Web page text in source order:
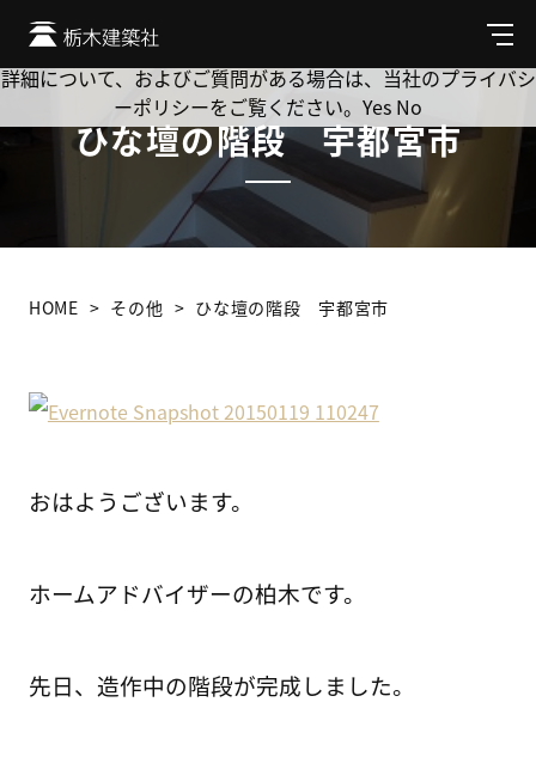
メ
ニ
ュ
ひな壇の階段 宇都宮市
HOME その他 ひな壇の階段 宇都宮市
おはようございます。
ホームアドバイザーの柏木です。
先日、造作中の階段が完成しました。
Cookie を使用して、お客様の活動を追跡してもよろしいです
か? 当社ではお客様のプライバシーを極めて重視しています。
詳細について、およびご質問がある場合は、当社のプライバシ
ーポリシーをご覧ください。 Yes No